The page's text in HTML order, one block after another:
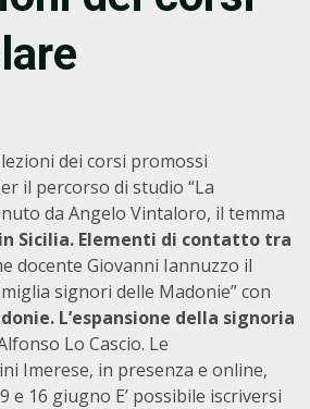
dei corsi promossi
il percorso di studio “La
da Angelo Vintaloro, il temma
Sicilia. Elementi di contatto tra
docente Giovanni Iannuzzo il
signori delle Madonie” con
L’espansione della signoria
Lo Cascio. Le
Imerese, in presenza e online,
e 16 giugno E’ possibile iscriversi